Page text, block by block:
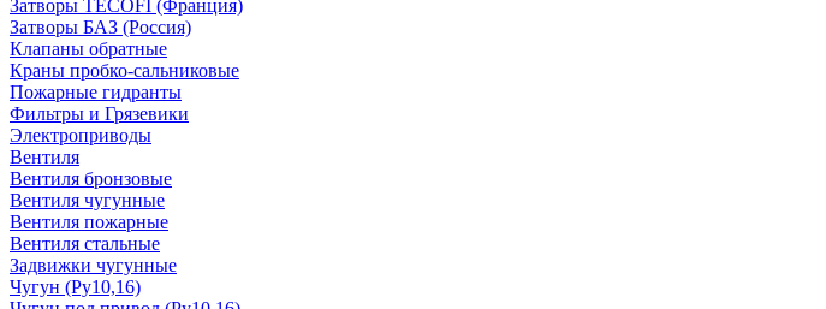
Затворы TECOFI (Франция)
Затворы БАЗ (Россия)
Клапаны обратные
Краны пробко-сальниковые
Пожарные гидранты
Фильтры и Грязевики
Электроприводы
Вентиля
Вентиля бронзовые
Вентиля чугунные
Вентиля пожарные
Вентиля стальные
Задвижки чугунные
Чугун (Ру10,16)